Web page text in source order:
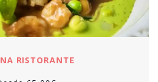
RISTORANTE